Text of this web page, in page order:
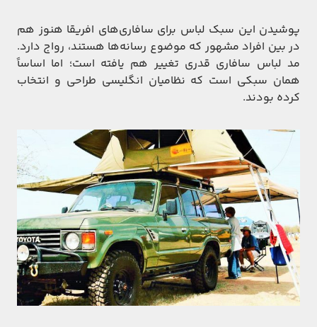
پوشیدن این سبک لباس برای سافاری‌های افریقا هنوز هم
در بین افراد مشهور که موضوع رسانه‌ها هستند، رواج دارد.
مد لباس سافاری قدری تغییر هم یافته است؛ اما اساساً
همان سبکی است که نظامیان انگلیسی طراحی و انتخاب
کرده بودند.